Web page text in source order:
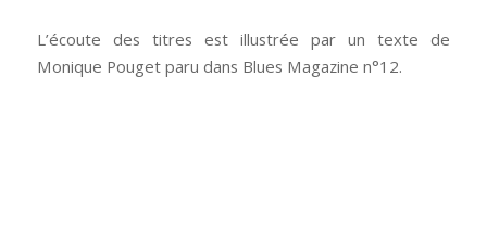
L’écoute des titres est illustrée par un texte de
Monique Pouget paru dans Blues Magazine n°12.